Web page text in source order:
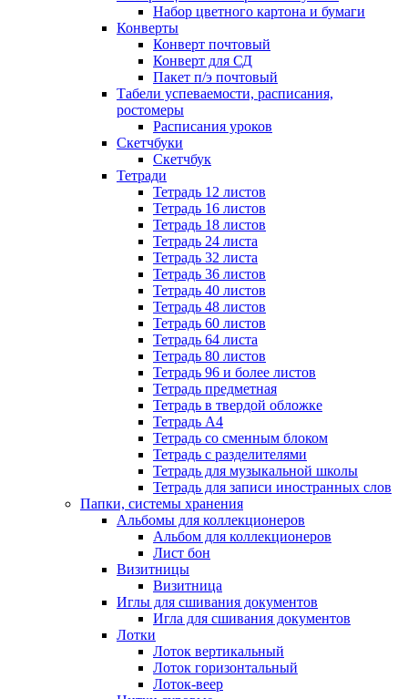
Набор цветного картона и бумаги
Конверты
Конверт почтовый
Конверт для СД
Пакет п/э почтовый
Табели успеваемости, расписания,
ростомеры
Расписания уроков
Скетчбуки
Скетчбук
Тетради
Тетрадь 12 листов
Тетрадь 16 листов
Тетрадь 18 листов
Тетрадь 24 листа
Тетрадь 32 листа
Тетрадь 36 листов
Тетрадь 40 листов
Тетрадь 48 листов
Тетрадь 60 листов
Тетрадь 64 листа
Тетрадь 80 листов
Тетрадь 96 и более листов
Тетрадь предметная
Тетрадь в твердой обложке
Тетрадь А4
Тетрадь со сменным блоком
Тетрадь с разделителями
Тетрадь для музыкальной школы
Тетрадь для записи иностранных слов
Папки, системы хранения
Альбомы для коллекционеров
Альбом для коллекционеров
Лист бон
Визитницы
Визитница
Иглы для сшивания документов
Игла для сшивания документов
Лотки
Лоток вертикальный
Лоток горизонтальный
Лоток-веер